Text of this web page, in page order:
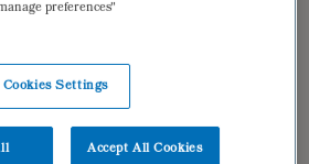
preferences"
Cookies Settings
Accept All Cookies